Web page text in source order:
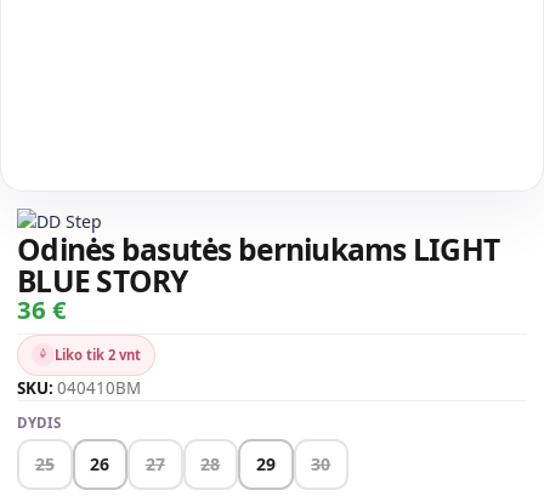
Odinės basutės berniukams LIGHT
BLUE STORY
36 €
Liko tik 2 vnt
SKU: 040410BM
DYDIS
25 26 27 28 29 30